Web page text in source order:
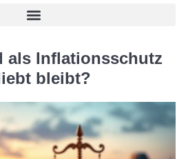
als Inflationsschutz
bleibt?